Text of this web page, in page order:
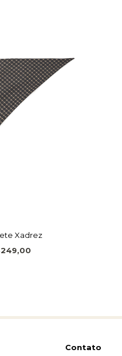
Xadrez
Contato